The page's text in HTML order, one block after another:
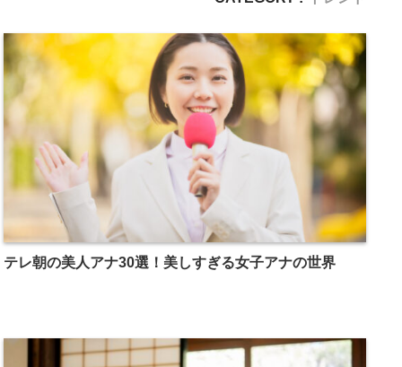
テレ朝の美人アナ30選！美しすぎる女子アナの世界